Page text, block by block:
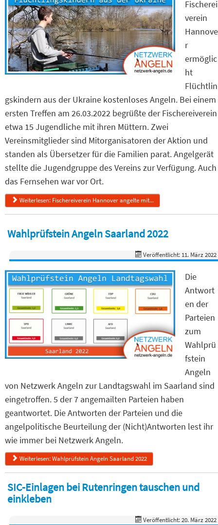
Fischerei
verein
Hannove
r
ermöglic
ht
Flüchtlin
gskindern aus der Ukraine kostenloses Angeln. Bei einem
ersten Treffen am 26.03.2022 begrüßte der Fischereiverein
etwa 15 Jugendliche mit ihren Müttern. Zwei
Vereinsmitglieder sind Mitorganisatoren der Aktion und
standen als Übersetzer für die Familien parat. Angelgerät
stellte die Jugendgruppe des Vereins zur Verfügung. Auch
das Fernsehen war vor Ort.
Weiterlesen: Fischereiverein Hannover angelte mit...
Wahlprüfstein Angeln Saarland 2022
Veröffentlicht: 11. März 2022
Die
Antwort
en der
Parteien
zum
Wahlprü
fstein
Angeln
von Netzwerk Angeln zur Landtagswahl im Saarland sind
eingetroffen. 5 der 7 angemailten Parteien haben
geantwortet. Die Antworten der Parteien und die
angelpolitische Beurteilung der (Nicht)Antworten lest ihr
wie immer bei Netzwerk Angeln.
Weiterlesen: Wahlprüfstein Angeln Saarland 2022
SIC-Einlagen bei Rutenringen tauschen und
einkleben
Veröffentlicht: 20. März 2022